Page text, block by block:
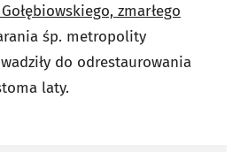
zmarłego
śp. metropolity
do odrestaurowania
laty.